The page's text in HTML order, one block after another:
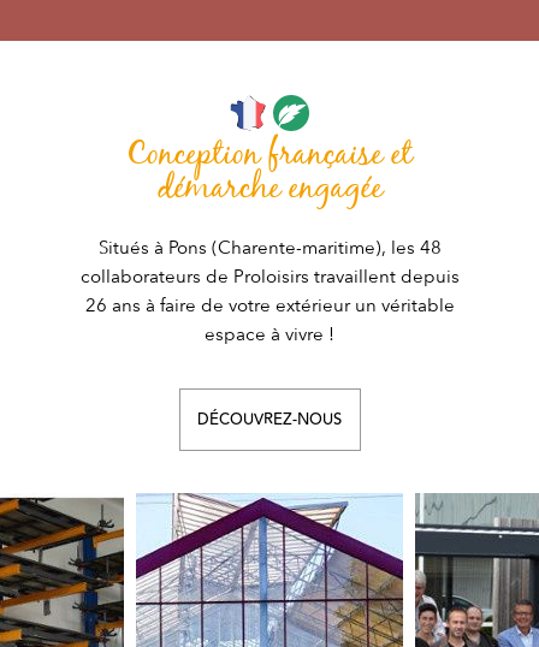
Conception française et
démarche engagée
Situés à Pons (Charente-maritime), les 48
collaborateurs de Proloisirs travaillent depuis
26 ans à faire de votre extérieur un véritable
espace à vivre !
DÉCOUVREZ-NOUS